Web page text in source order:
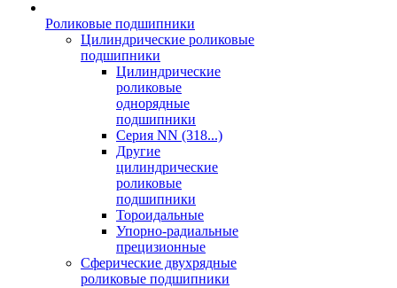
Роликовые подшипники
Цилиндрические роликовые
подшипники
Цилиндрические
роликовые
однорядные
подшипники
Серия NN (318...)
Другие
цилиндрические
роликовые
подшипники
Тороидальные
Упорно-радиальные
прецизионные
Сферические двухрядные
роликовые подшипники